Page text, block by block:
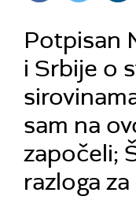
Potpisan
i Srbije o
sam na
započeli;
razloga